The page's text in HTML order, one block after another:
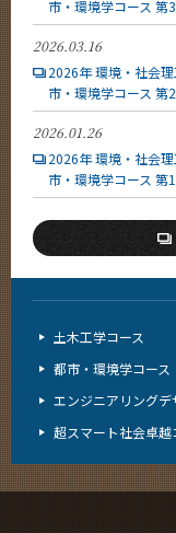
市・環境学コース 第
2026.03.16
2026年 環境・社会
市・環境学コース 第
2026.01.26
2026年 環境・社会
市・環境学コース 第
土木工学コース
都市・環境学コース
エンジニアリングデ
超スマート社会卓越